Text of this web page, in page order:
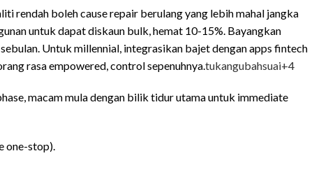
rendah boleh cause repair berulang yang lebih mahal jangka
untuk dapat diskaun bulk, hemat 10-15%. Bayangkan
Untuk millennial, integrasikan bajet dengan apps fintech
rasa empowered, control sepenuhnya.tukangubahsuai+4
macam mula dengan bilik tidur utama untuk immediate
one-stop).